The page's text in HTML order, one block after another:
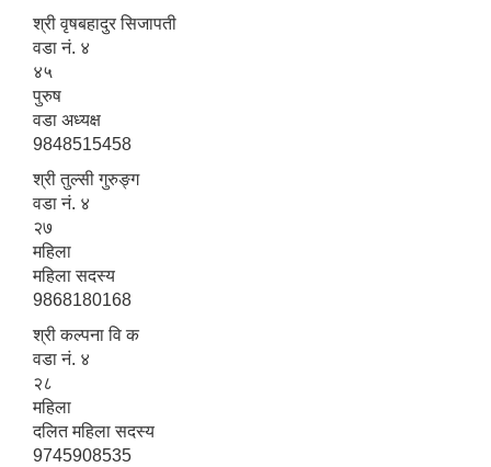
श्री वृषबहादुर सिजापती
वडा नं. ४
४५
पुरुष
वडा अध्यक्ष
9848515458
श्री तुल्सी गुरुङ्ग
वडा नं. ४
२७
महिला
महिला सदस्य
9868180168
श्री कल्पना वि क
वडा नं. ४
२८
महिला
दलित महिला सदस्य
9745908535